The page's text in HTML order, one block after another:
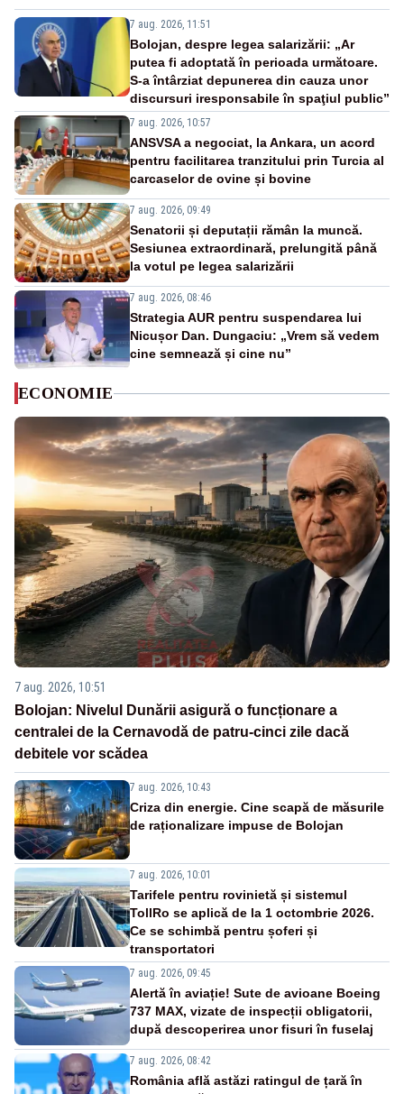
7 aug. 2026, 11:51
Bolojan, despre legea salarizării: „Ar
putea fi adoptată în perioada următoare.
S-a întârziat depunerea din cauza unor
discursuri iresponsabile în spaţiul public”
7 aug. 2026, 10:57
ANSVSA a negociat, la Ankara, un acord
pentru facilitarea tranzitului prin Turcia al
carcaselor de ovine și bovine
7 aug. 2026, 09:49
Senatorii și deputații rămân la muncă.
Sesiunea extraordinară, prelungită până
la votul pe legea salarizării
7 aug. 2026, 08:46
Strategia AUR pentru suspendarea lui
Nicușor Dan. Dungaciu: „Vrem să vedem
cine semnează și cine nu”
ECONOMIE
7 aug. 2026, 10:51
Bolojan: Nivelul Dunării asigură o funcționare a
centralei de la Cernavodă de patru-cinci zile dacă
debitele vor scădea
7 aug. 2026, 10:43
Criza din energie. Cine scapă de măsurile
de raționalizare impuse de Bolojan
7 aug. 2026, 10:01
Tarifele pentru rovinietă și sistemul
TollRo se aplică de la 1 octombrie 2026.
Ce se schimbă pentru șoferi și
transportatori
7 aug. 2026, 09:45
Alertă în aviație! Sute de avioane Boeing
737 MAX, vizate de inspecții obligatorii,
după descoperirea unor fisuri în fuselaj
7 aug. 2026, 08:42
România află astăzi ratingul de țară în